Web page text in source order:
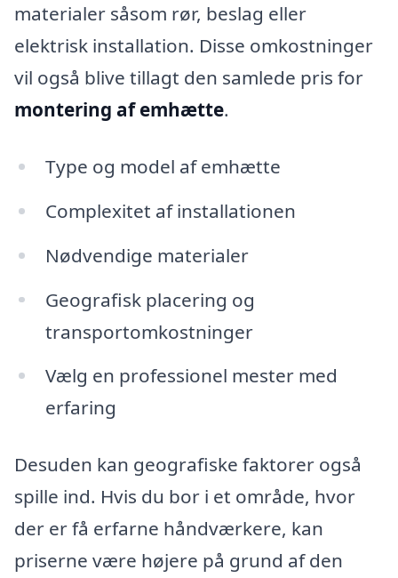
materialer såsom rør, beslag eller
elektrisk installation. Disse omkostninger
vil også blive tillagt den samlede pris for
montering af emhætte.
Type og model af emhætte
Complexitet af installationen
Nødvendige materialer
Geografisk placering og
transportomkostninger
Vælg en professionel mester med
erfaring
Desuden kan geografiske faktorer også
spille ind. Hvis du bor i et område, hvor
der er få erfarne håndværkere, kan
priserne være højere på grund af den